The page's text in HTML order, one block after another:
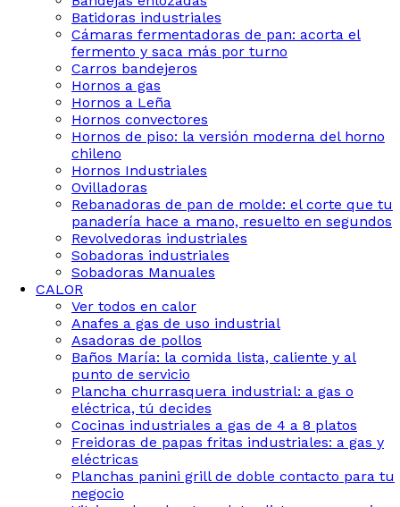
Batidoras industriales
Cámaras fermentadoras de pan: acorta el
fermento y saca más por turno
Carros bandejeros
Hornos a gas
Hornos a Leña
Hornos convectores
Hornos de piso: la versión moderna del horno
chileno
Hornos Industriales
Ovilladoras
Rebanadoras de pan de molde: el corte que tu
panadería hace a mano, resuelto en segundos
Revolvedoras industriales
Sobadoras industriales
Sobadoras Manuales
CALOR
Ver todos en calor
Anafes a gas de uso industrial
Asadoras de pollos
Baños María: la comida lista, caliente y al
punto de servicio
Plancha churrasquera industrial: a gas o
eléctrica, tú decides
Cocinas industriales a gas de 4 a 8 platos
Freidoras de papas fritas industriales: a gas y
eléctricas
Planchas panini grill de doble contacto para tu
negocio